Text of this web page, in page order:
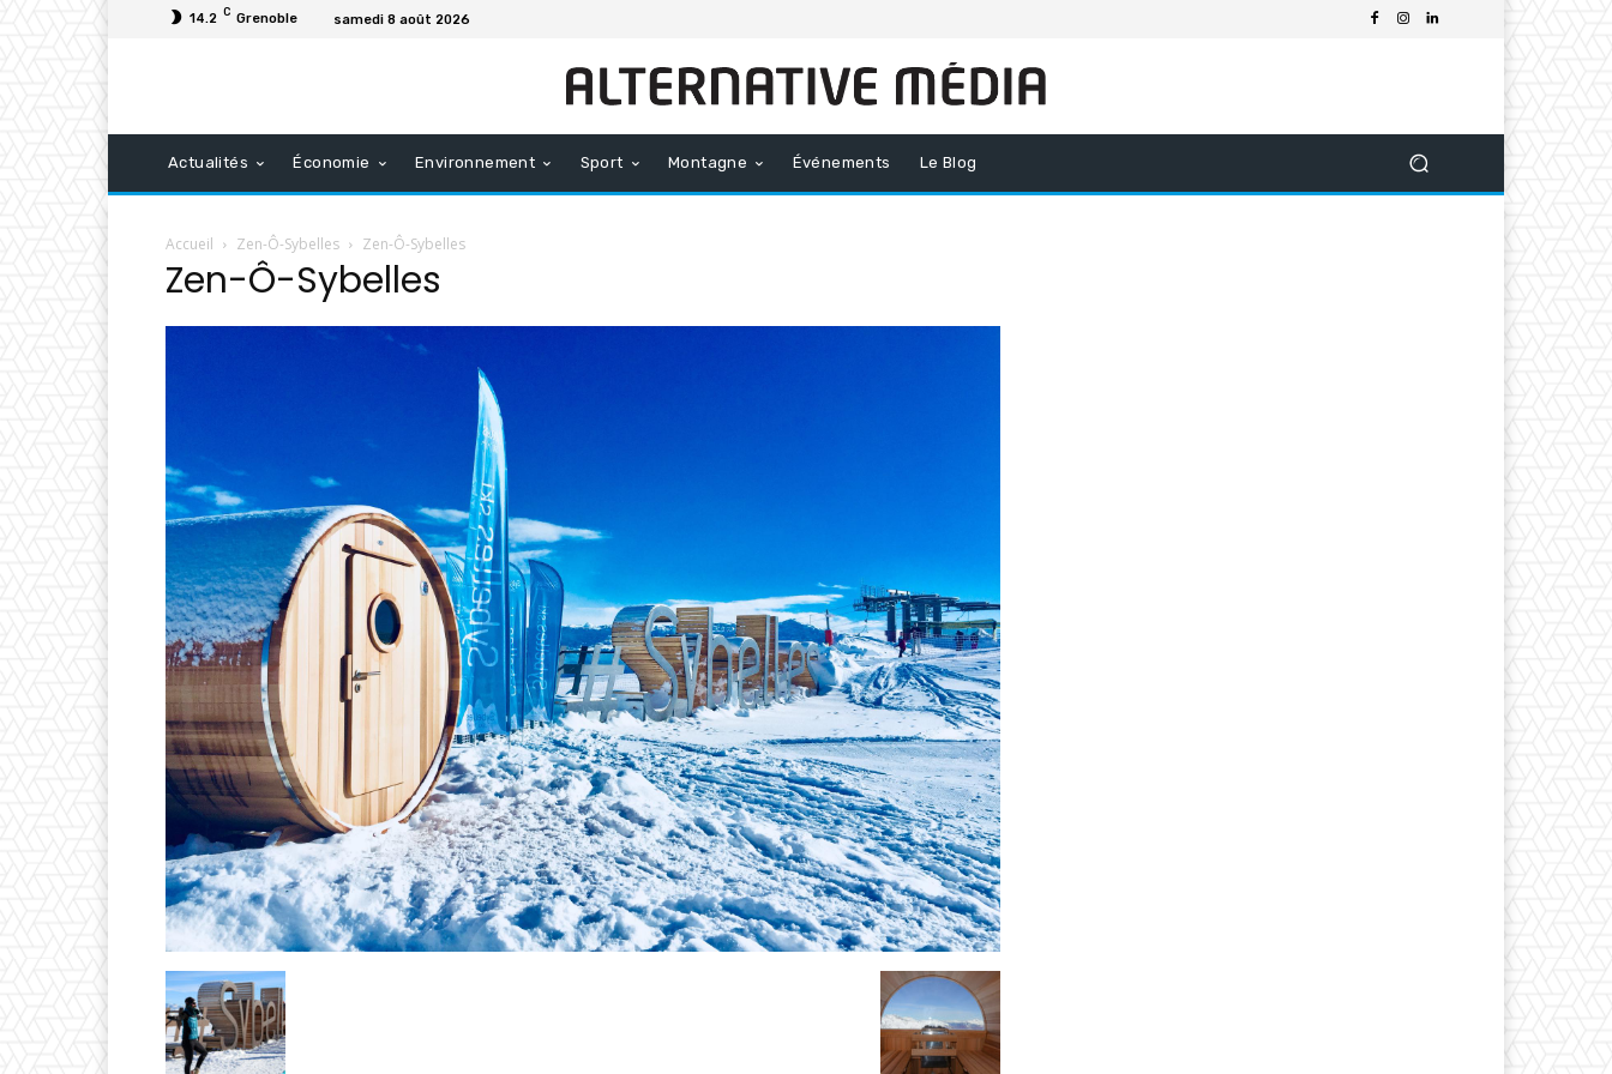
14.2 C Grenoble samedi 8 août 2026
Actualités Économie Environnement Sport Montagne Événements Le Blog
Accueil Zen-Ô-Sybelles Zen-Ô-Sybelles
Zen-Ô-Sybelles